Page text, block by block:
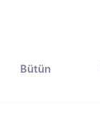
Bütün